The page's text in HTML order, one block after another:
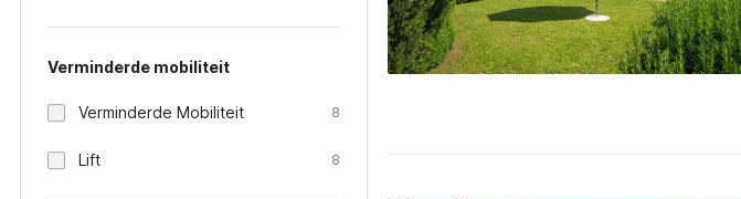
Verminderde mobiliteit
Verminderde Mobiliteit 8
Lift 8